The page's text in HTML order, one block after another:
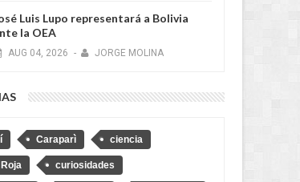
Luis Lupo representará a Bolivia
la OEA
AUG 04, 2026 - JORGE MOLINA
Caraparì ciencia
curiosidades